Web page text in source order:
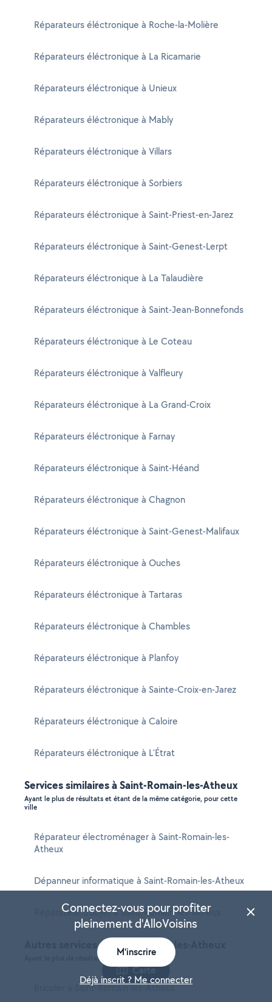
Réparateurs éléctronique à Roche-la-Molière
Réparateurs éléctronique à La Ricamarie
Réparateurs éléctronique à Unieux
Réparateurs éléctronique à Mably
Réparateurs éléctronique à Villars
Réparateurs éléctronique à Sorbiers
Réparateurs éléctronique à Saint-Priest-en-Jarez
Réparateurs éléctronique à Saint-Genest-Lerpt
Réparateurs éléctronique à La Talaudière
Réparateurs éléctronique à Saint-Jean-Bonnefonds
Réparateurs éléctronique à Le Coteau
Réparateurs éléctronique à Valfleury
Réparateurs éléctronique à La Grand-Croix
Réparateurs éléctronique à Farnay
Réparateurs éléctronique à Saint-Héand
Réparateurs éléctronique à Chagnon
Réparateurs éléctronique à Saint-Genest-Malifaux
Réparateurs éléctronique à Ouches
Réparateurs éléctronique à Tartaras
Réparateurs éléctronique à Chambles
Réparateurs éléctronique à Planfoy
Réparateurs éléctronique à Sainte-Croix-en-Jarez
Réparateurs éléctronique à Caloire
Réparateurs éléctronique à L'Étrat
Services similaires à Saint-Romain-les-Atheux
Ayant le plus de résultats et étant de la même catégorie, pour cette
ville
Réparateur électroménager à Saint-Romain-les-
Atheux
Dépanneur informatique à Saint-Romain-les-Atheux
Réparateur d'objet à Saint-Romain-les-Atheux
Autres services à Saint-Romain-les-Atheux
Ayant le plus de résultats dans cette ville
Bricoler à Saint-Romain-les-Atheux
Carte
Connectez-vous pour profiter
pleinement d'AlloVoisins
M'inscrire
Déjà inscrit ? Me connecter